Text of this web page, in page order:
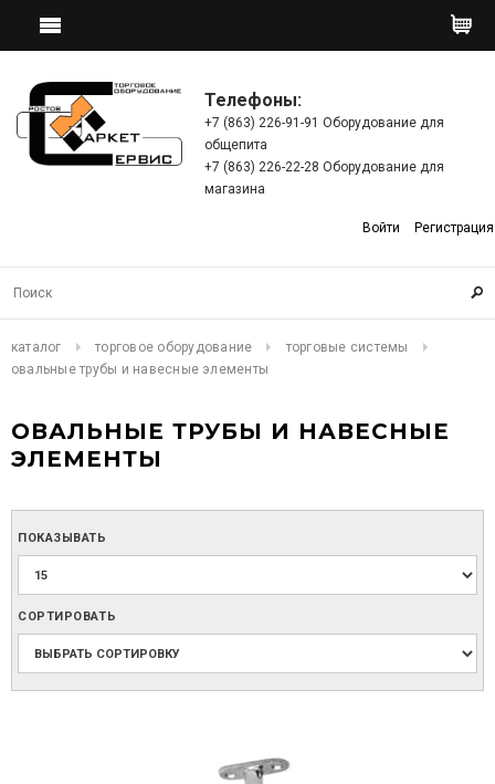
Телефоны:
+7 (863) 226-91-91 Оборудование для
общепита
+7 (863) 226-22-28 Оборудование для
магазина
Войти Регистрация
каталог торговое оборудование
торговые системы
овальные трубы и навесные элементы
ОВАЛЬНЫЕ ТРУБЫ И НАВЕСНЫЕ
ЭЛЕМЕНТЫ
ПОКАЗЫВАТЬ
СОРТИРОВАТЬ